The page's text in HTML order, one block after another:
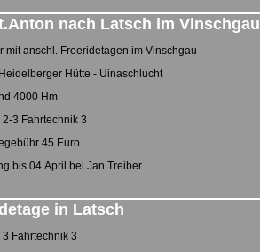
nach Latsch im Vinschgau
mit anschl. Freeridetagen im Vinschgau
Hütte - Uinaschlucht
4000 Hm
2-3 Fahrtechnik 3
45 Euro
bis 04.April bei Jan Treiber
in Latsch
3 Fahrtechnik 3